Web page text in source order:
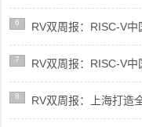
6 RV双周报：RISC-V
7 RV双周报：RISC-V
8 RV双周报：上海打造